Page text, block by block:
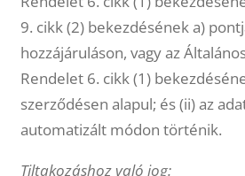
9. cikk (2) bekezdésének a)
hozzájáruláson, vagy az
Rendelet 6. cikk (1)
szerződésen alapul; és (ii) az
automatizált módon történik.
Tiltakozáshoz való jog: